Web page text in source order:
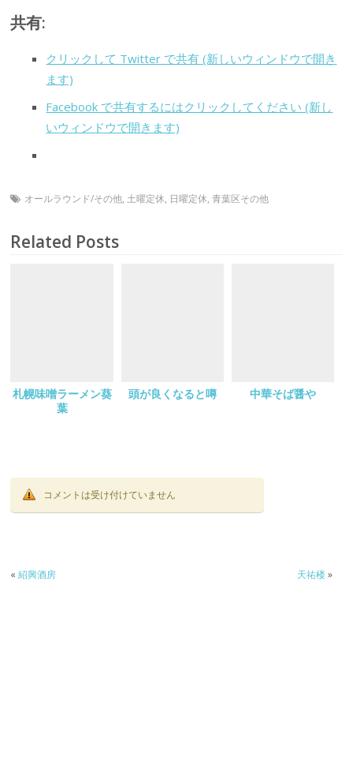
共有:
クリックして Twitter で共有 (新しいウィンドウで開き
ます)
Facebook で共有するにはクリックしてください (新し
いウィンドウで開きます)
オールラウンド/その他,土曜定休, 日曜定休,青葉区その他
Related Posts
札幌味噌ラーメン葵
葉
頭が良くなると噂 中華そば醤や
コメントは受け付けていません
«紹興酒房 天祐楼»